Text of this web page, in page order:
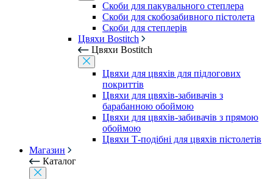
Скоби для пакувального степлера
Скоби для скобозабивного пістолета
Скоби для степлерів
Цвяхи Bostitch
Цвяхи Bostitch
Цвяхи для цвяхів для підлогових
покриттів
Цвяхи для цвяхів-забивачів з
барабанною обоймою
Цвяхи для цвяхів-забивачів з прямою
обоймою
Цвяхи Т-подібні для цвяхів пістолетів
Магазин
Каталог